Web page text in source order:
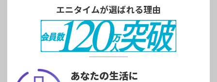
エニタイムが選ばれる理由
あなたの生活に